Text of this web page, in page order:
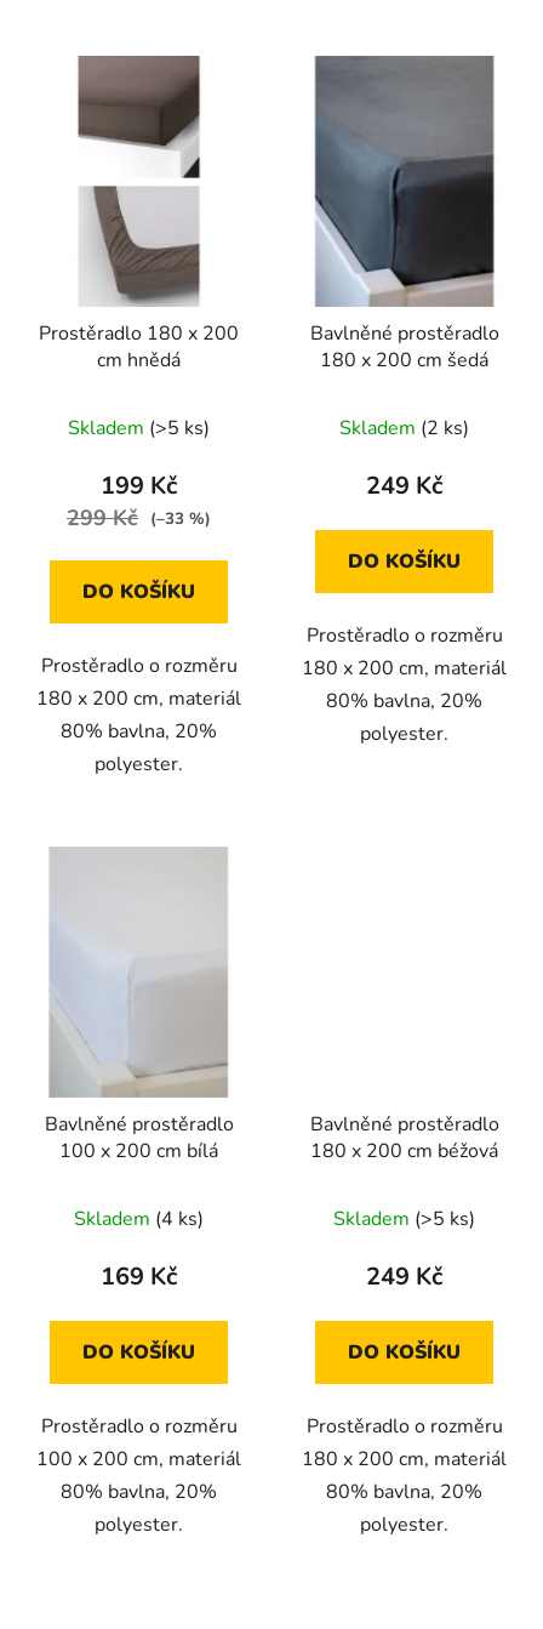
Prostěradlo 180 x 200
cm hnědá
Skladem (>5 ks)
199 Kč
299 Kč (–33 %)
DO KOŠÍKU
Prostěradlo o rozměru
180 x 200 cm, materiál
80% bavlna, 20%
polyester.
Bavlněné prostěradlo
180 x 200 cm šedá
Skladem (2 ks)
249 Kč
DO KOŠÍKU
Prostěradlo o rozměru
180 x 200 cm, materiál
80% bavlna, 20%
polyester.
Bavlněné prostěradlo
100 x 200 cm bílá
Skladem (4 ks)
169 Kč
DO KOŠÍKU
Prostěradlo o rozměru
100 x 200 cm, materiál
80% bavlna, 20%
polyester.
Bavlněné prostěradlo
180 x 200 cm béžová
Skladem (>5 ks)
249 Kč
DO KOŠÍKU
Prostěradlo o rozměru
180 x 200 cm, materiál
80% bavlna, 20%
polyester.